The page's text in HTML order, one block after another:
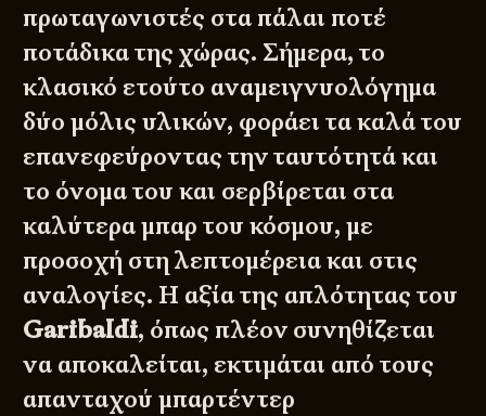
πρωταγωνιστές στα πάλαι ποτέ
ποτάδικα της χώρας. Σήμερα, το
κλασικό ετούτο αναμειγνυολόγημα
δύο μόλις υλικών, φοράει τα καλά του
επανεφεύροντας την ταυτότητά και
το όνομα του και σερβίρεται στα
καλύτερα μπαρ του κόσμου, με
προσοχή στη λεπτομέρεια και στις
αναλογίες. Η αξία της απλότητας του
Garibaldi, όπως πλέον συνηθίζεται
να αποκαλείται, εκτιμάται από τους
απανταχού μπαρτέντερ